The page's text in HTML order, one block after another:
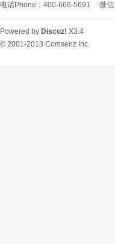
电话Phone：400-666-5691 微
Powered by Discuz! X3.4
© 2001-2013 Comsenz Inc.